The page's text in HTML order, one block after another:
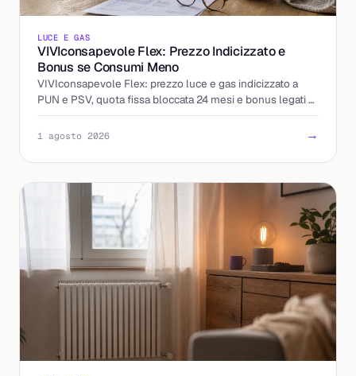
LUCE E GAS
VIVIconsapevole Flex: Prezzo Indicizzato e
Bonus se Consumi Meno
VIVIconsapevole Flex: prezzo luce e gas indicizzato a
PUN e PSV, quota fissa bloccata 24 mesi e bonus legati al
calo dei consumi. Come funziona e cosa controllare.
1 agosto 2026 →